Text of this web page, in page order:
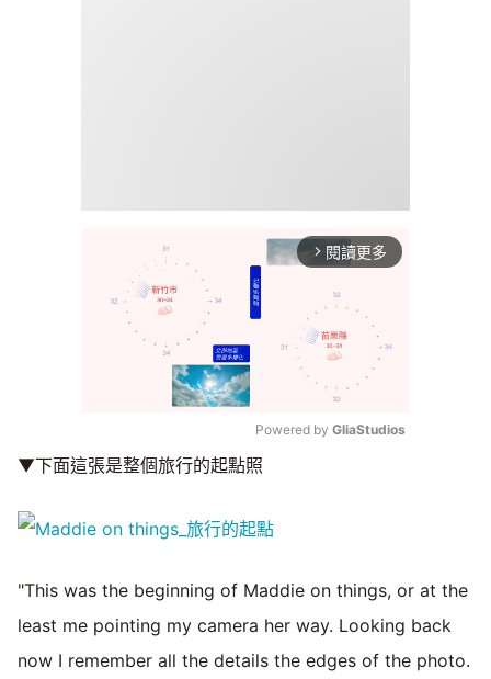
arrow_forward_ios 閱讀更多
Powered by GliaStudios
▼下面這張是整個旅行的起點照
"This was the beginning of Maddie on things, or at the
least me pointing my camera her way. Looking back
now I remember all the details the edges of the photo.